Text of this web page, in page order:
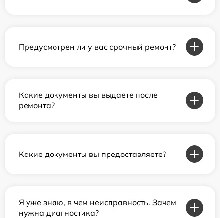
Предусмотрен ли у вас срочный ремонт?
Какие документы вы выдаете после
ремонта?
Какие документы вы предоставляете?
Я уже знаю, в чем неисправность. Зачем
нужна диагностика?